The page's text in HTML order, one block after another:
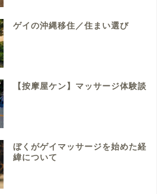
ゲイの沖縄移住／住まい選び
【按摩屋ケン】マッサージ体験談
ぼくがゲイマッサージを始めた経
緯について